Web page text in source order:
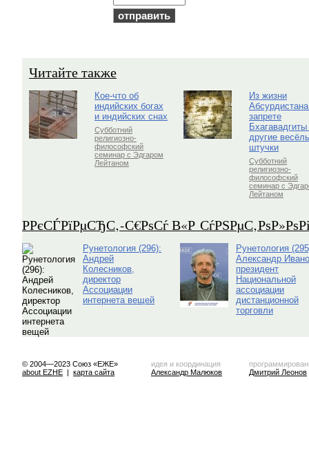
Читайте также
Кое-что об
индийских богах
и индийских снах
Субботний
религиозно-
философский
семинар с Эдгаром
Лейтаном
Из жизни
запрете
Бхагавадгиты
другие
штучки
Субботний
религиозно-
философский
семинар с
Лейтаном
Р­РєСЃРїРµСЂС‚-С€РѕСѓ В«Р
Рунетология (296):
Андрей
Колесников,
директор
Ассоциации
интернета вещей
Рунетология
Александр
президент
Национальной
ассоциации
дистанционной
торговли
© 2004—2023 Союз «ЕЖЕ»
about EZHE | карта сайта
идея и координация
Александр Малюков
Дмитрий Леонов